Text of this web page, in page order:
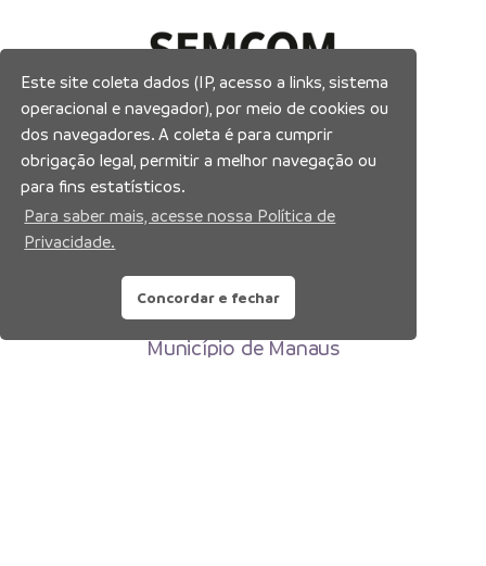
Prefeitura Municipal de Manaus
Município de Manaus
Este site coleta dados (IP, acesso a links, sistema
operacional e navegador), por meio de cookies ou
dos navegadores. A coleta é para cumprir
obrigação legal, permitir a melhor navegação ou
para fins estatísticos.
Para saber mais, acesse nossa Política de
Privacidade.
Concordar e fechar